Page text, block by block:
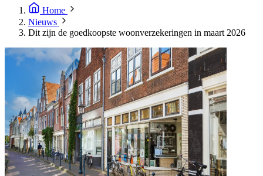
Home
Nieuws
Dit zijn de goedkoopste woonverzekeringen in maart 2026